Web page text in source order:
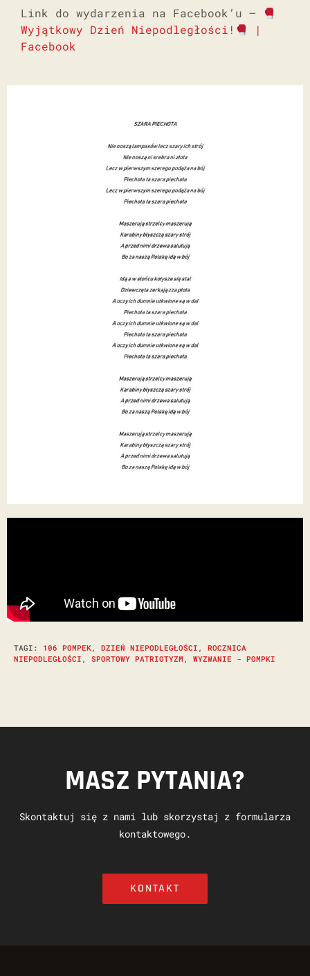
Link do wydarzenia na Facebook’u –
Wyjątkowy Dzień Niepodległości!
|
Facebook
TAGI : 106 POMPEK, DZIEŃ NIEPODLEGŁOŚCI ,
ROCZNICA
NIEPODLEGŁOŚCI , SPORTOWY PATRIOTYZM , WYZWANIE - POMPKI
MASZ PYTANIA?
Skontaktuj się z nami lub skorzystaj z formularza
kontaktowego.
KONTAKT